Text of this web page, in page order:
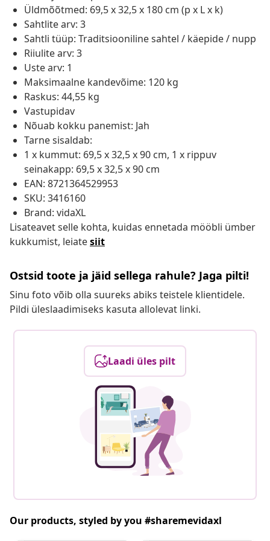
Üldmõõtmed: 69,5 x 32,5 x 180 cm (p x L x k)
Sahtlite arv: 3
Sahtli tüüp: Traditsiooniline sahtel / käepide / nupp
Riiulite arv: 3
Uste arv: 1
Maksimaalne kandevõime: 120 kg
Raskus: 44,55 kg
Vastupidav
Nõuab kokku panemist: Jah
Tarne sisaldab:
1 x kummut: 69,5 x 32,5 x 90 cm, 1 x rippuv
seinakapp: 69,5 x 32,5 x 90 cm
EAN: 8721364529953
SKU: 3416160
Brand: vidaXL
Lisateavet selle kohta, kuidas ennetada mööbli ümber
kukkumist, leiatesiit
Ostsid toote ja jäid sellega rahule? Jaga pilti!
Sinu foto võib olla suureks abiks teistele klientidele.
Pildi üleslaadimiseks kasuta allolevat linki.
Laadi üles pilt
Our products, styled by you #sharemevidaxl